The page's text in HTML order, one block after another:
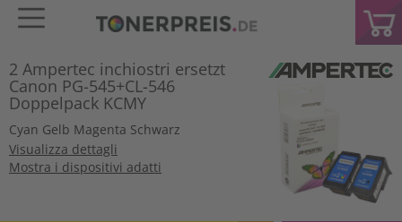
2 Ampertec inchiostri ersetzt
Canon PG-545+CL-546
Doppelpack KCMY
Cyan Gelb Magenta Schwarz
Visualizza dettagli
Mostra i dispositivi adatti